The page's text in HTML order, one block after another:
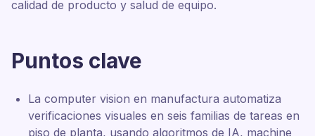
calidad de producto y salud de equipo.
Puntos clave
La computer vision en manufactura automatiza
verificaciones visuales en seis familias de tareas en
piso de planta, usando algoritmos de IA, machine